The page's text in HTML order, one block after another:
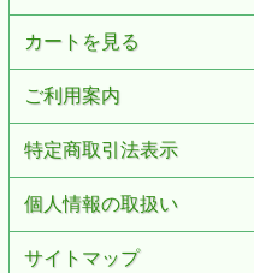
カートを見る
ご利用案内
特定商取引法表示
個人情報の取扱い
サイトマップ